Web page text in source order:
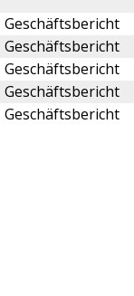
Geschäftsbericht
Geschäftsbericht
Geschäftsbericht
Geschäftsbericht
Geschäftsbericht